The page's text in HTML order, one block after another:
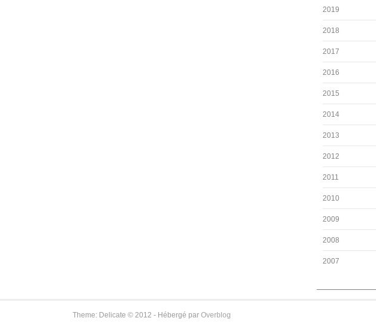
2019
2018
2017
2016
2015
2014
2013
2012
2011
2010
2009
2008
2007
Theme: Delicate © 2012 - Hébergé par Overblog